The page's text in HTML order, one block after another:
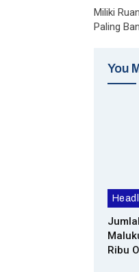
Miliki
Paling
You
Ribu